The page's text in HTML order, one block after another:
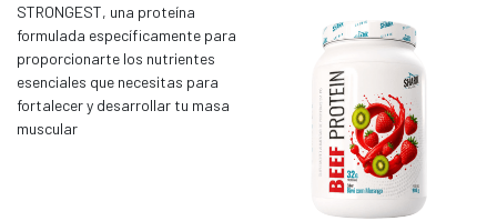
STRONGEST, una proteína
formulada específicamente para
proporcionarte los nutrientes
esenciales que necesitas para
fortalecer y desarrollar tu masa
muscular